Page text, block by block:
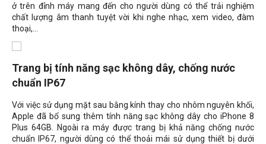
ở trên đỉnh máy mang đến cho người dùng có thể trải nghiệm
chất lượng âm thanh tuyệt vời khi nghe nhạc, xem video, đàm
thoại,...
Trang bị tính năng sạc không dây, chống nước
chuẩn IP67
Với việc sử dụng mặt sau bằng kính thay cho nhôm nguyên khối,
Apple đã bổ sung thêm tính năng sạc không dây cho iPhone 8
Plus 64GB. Ngoài ra máy được trang bị khả năng chống nước
chuẩn IP67, người dùng có thể thoải mái sử dụng thiết bị dưới